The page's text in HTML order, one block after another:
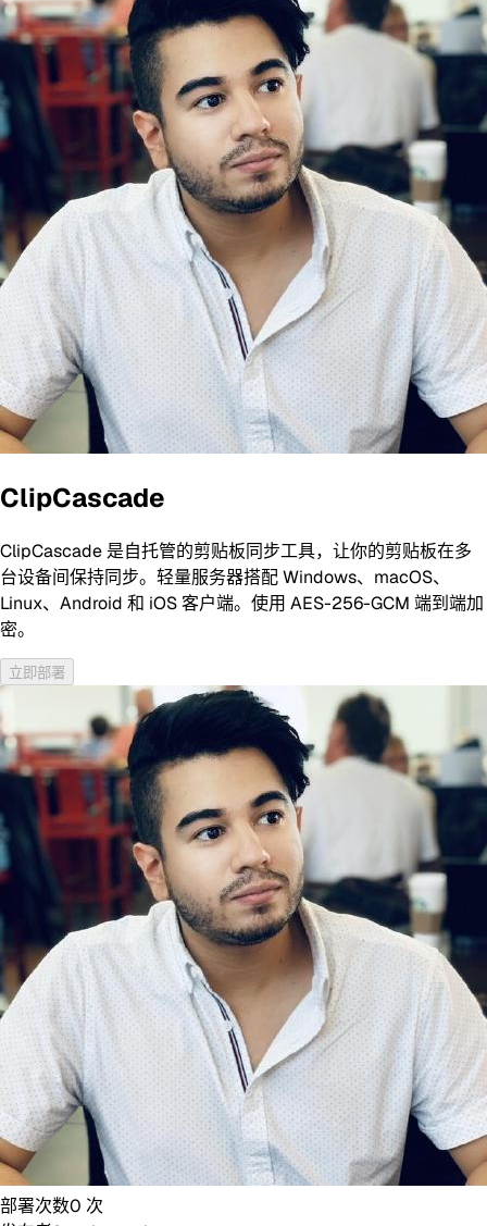
ClipCascade
ClipCascade 是自托管的剪贴板同步工具，让你的剪贴板在多
台设备间保持同步。轻量服务器搭配 Windows、macOS、
Linux、Android 和 iOS 客户端。使用 AES-256-GCM 端到端加
密。
立即部署
部署次数0 次